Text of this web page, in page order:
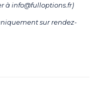
à info@fulloptions.fr)
sur rendez-